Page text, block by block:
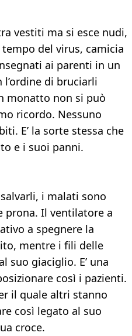
vestiti ma si esce nudi,
del virus, camicia
ai parenti in un
di bruciarli
monatto non si può
ricordo. Nessuno
E’ la sorte stessa che
e i suoi panni.
i malati sono
prona. Il ventilatore a
a spegnere la
mentre i fili delle
suo giaciglio. E’ una
così i pazienti.
il quale altri stanno
così legato al suo
croce.